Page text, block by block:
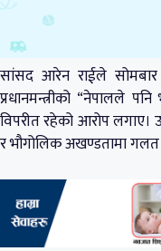
सांसद आरेन राईले सोमबार
प्रधानमन्त्रीको “नेपालले
विपरीत रहेको आरोप लगाए।
र भौगोलिक अखण्डतामा